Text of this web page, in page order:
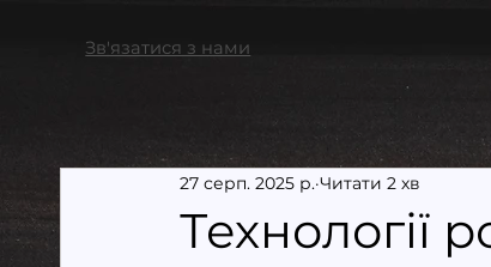
Зв'язатися з нами
Технології
27 серп. 2025 р. Читати 2 хв